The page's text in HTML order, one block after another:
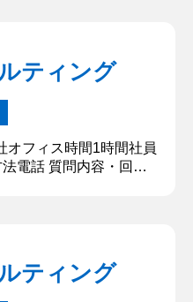
ティング
オフィス時間1時間社員
電話 質問内容・回答
なかで自身の強みを最
題を分析し実行までの
ティング